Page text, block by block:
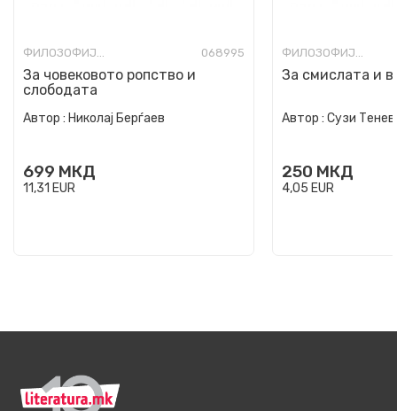
ФИЛОЗОФИЈА И СВЕТОГЛЕД 068995
За човековото ропство и
слободата
Автор : Николај Берѓаев
699 МКД
11,31 EUR
ФИЛОЗОФИЈА И СВЕТОГЛЕД
За смислата и
Автор : Сузи
250 МКД
4,05 EUR